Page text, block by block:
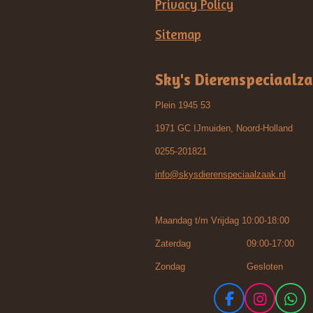
Privacy Policy
Sitemap
Sky's
Plein 1945 53
1971 GC IJmuiden, Noord-Holland
0255-201821
info@skysdierenspeciaalzaak.nl
Maandag t/m Vrijdag 10:00-18:00
Zaterdag 09:00-17:00
Zondag Gesloten
F
I
W